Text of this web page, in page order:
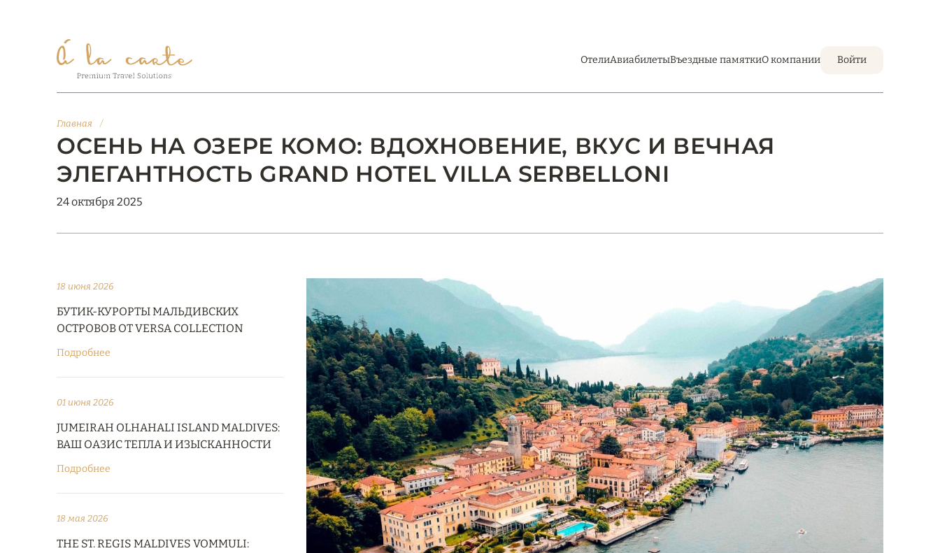
ОтелиАвиабилетыВъездные памяткиО компании Войти
Главная /
ОСЕНЬ НА ОЗЕРЕ КОМО: ВДОХНОВЕНИЕ, ВКУС И ВЕЧНАЯ
ЭЛЕГАНТНОСТЬ GRAND HOTEL VILLA SERBELLONI
24 октября 2025
18 июня 2026
БУТИК-КУРОРТЫ МАЛЬДИВСКИХ
ОСТРОВОВ ОТ VERSA COLLECTION
Подробнее
01 июня 2026
JUMEIRAH OLHAHALI ISLAND MALDIVES:
ВАШ ОАЗИС ТЕПЛА И ИЗЫСКАННОСТИ
Подробнее
18 мая 2026
THE ST. REGIS MALDIVES VOMMULI: